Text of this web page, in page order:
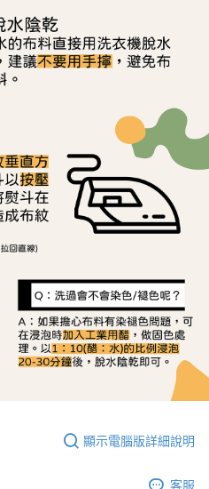
資訊註冊。若發現惡意使用之情形，
戶之使用額度並採取法律行動。
顯示電腦版詳細說明
客服